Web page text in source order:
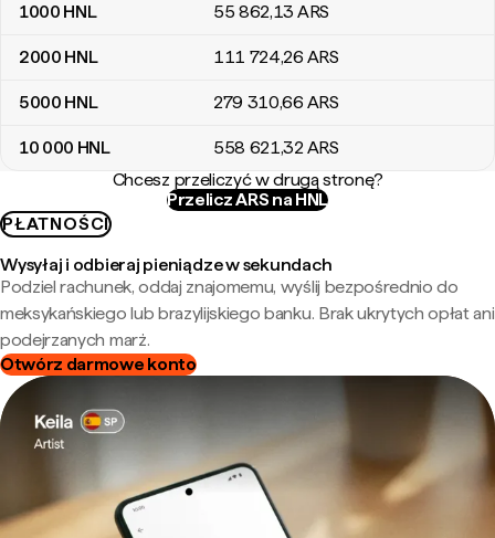
1000 HNL 55 862,13 ARS
2000 HNL 111 724,26 ARS
5000 HNL 279 310,66 ARS
10 000 HNL 558 621,32ARS
Chcesz przeliczyć w drugą stronę?
Przelicz ARS na HNL
PŁATNOŚCI
Wysyłaj i odbieraj pieniądze w sekundach
Podziel rachunek, oddaj znajomemu, wyślij bezpośrednio do
meksykańskiego lub brazylijskiego banku. Brak ukrytych opłat ani
podejrzanych marż.
Otwórz darmowe konto